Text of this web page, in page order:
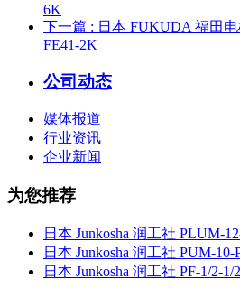
6K
下一篇 : 日本 FUKUDA 福田
FE41-2K
公司动态
媒体报道
行业资讯
企业新闻
为您推荐
日本 Junkosha 润工社 PLUM-
日本 Junkosha 润工社 PUM-
日本 Junkosha 润工社 PF-1/2-